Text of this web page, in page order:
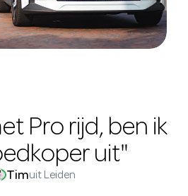
Pro rijd, ben ik
uit"
Timuit Leiden